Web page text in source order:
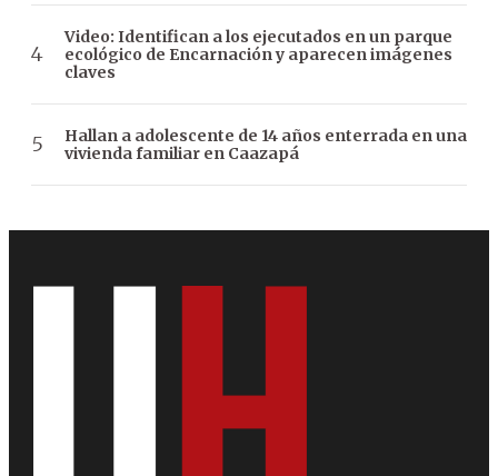
Video: Identifican a los ejecutados en un parque
ecológico de Encarnación y aparecen imágenes
claves
Hallan a adolescente de 14 años enterrada en una
vivienda familiar en Caazapá